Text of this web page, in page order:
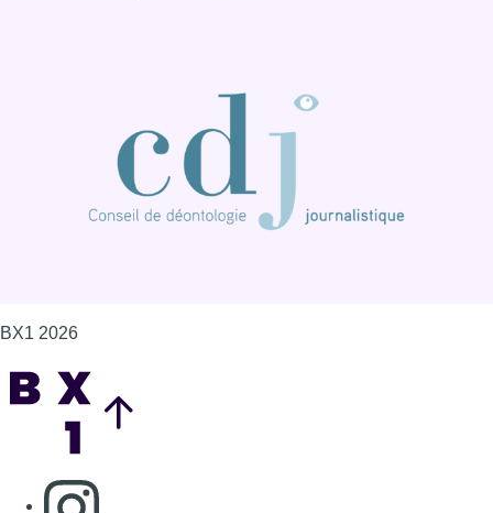
BX1 2026
Consulter page Instagram